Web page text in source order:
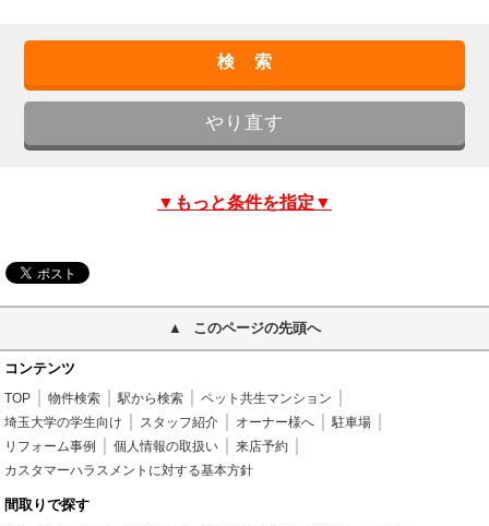
▼もっと条件を指定▼
このページの先頭へ
コンテンツ
TOP 物件検索 駅から検索
ペット共生マンション
埼玉大学の学生向け
スタッフ紹介 オーナー様へ
駐車場
リフォーム事例
個人情報の取扱い
来店予約
カスタマーハラスメントに対する基本方針
間取りで探す